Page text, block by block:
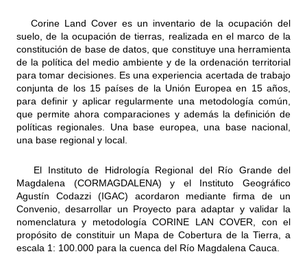
Corine Land Cover es un inventario de la ocupación del
suelo, de la ocupación de tierras, realizada en el marco de la
constitución de base de datos, que constituye una herramienta
de la política del medio ambiente y de la ordenación territorial
para tomar decisiones. Es una experiencia acertada de trabajo
conjunta de los 15 países de la Unión Europea en 15 años,
para definir y aplicar regularmente una metodología común,
que permite ahora comparaciones y además la definición de
políticas regionales. Una base europea, una base nacional,
una base regional y local.
El Instituto de Hidrología Regional del Río Grande del
Magdalena (CORMAGDALENA) y el Instituto Geográfico
Agustín Codazzi (IGAC) acordaron mediante firma de un
Convenio, desarrollar un Proyecto para adaptar y validar la
nomenclatura y metodología CORINE LAN COVER, con el
propósito de constituir un Mapa de Cobertura de la Tierra, a
escala 1: 100.000 para la cuenca del Río Magdalena Cauca.